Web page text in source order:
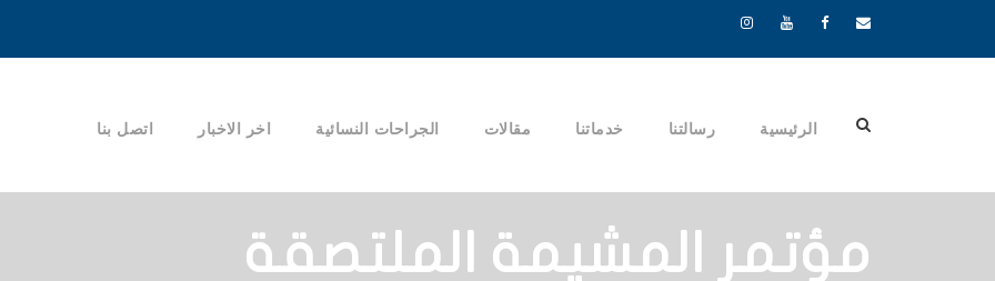
الرئيسية رسالتنا خدماتنا مقالات الجراحات النسائية اخر الاخبار اتصل بنا
مؤتمر المشيمة الملتصقة